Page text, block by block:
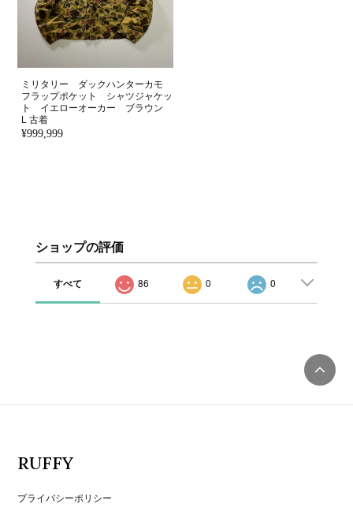
ミリタリー ダックハンターカモ
フラップポケット シャツジャケッ
ト イエローオーカー ブラウン
L 古着
¥999,999
ショップの評価
すべて 86 0 0
RUFFY
プライバシーポリシー